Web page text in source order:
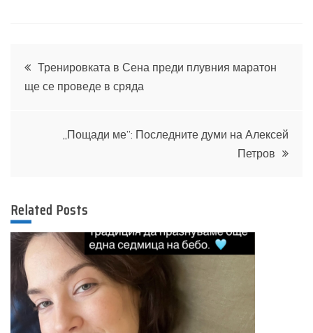
Навигация
Тренировката в Сена преди плувния маратон
ще се проведе в сряда
„Пощади ме”: Последните думи на Алексей
Петров
Related Posts